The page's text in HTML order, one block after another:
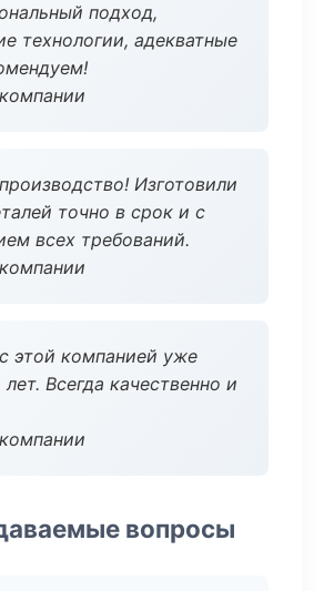
подход,
технологии, адекватные
Изготовили
точно в срок и с
всех требований.
этой компанией уже
Всегда качественно и
вопросы